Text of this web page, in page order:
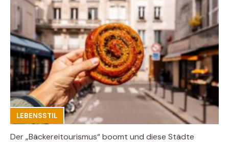
LEBENSSTIL
Der „Bäckereitourismus“ boomt und diese Städte